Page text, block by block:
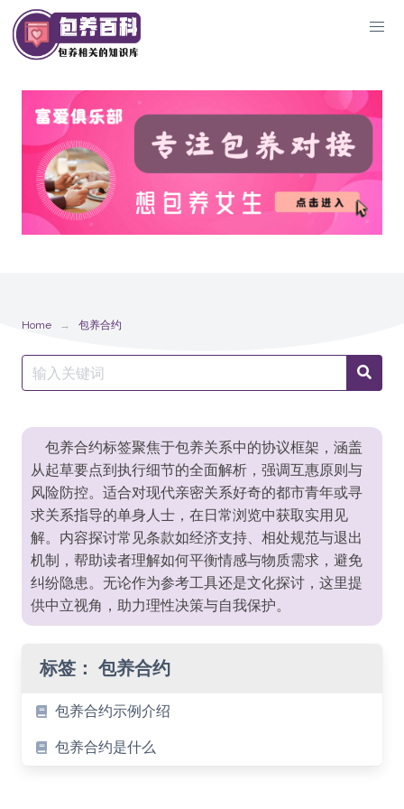
Skip
to
content
Home 包养合约
Search
for:
包养合约标签聚焦于包养关系中的协议框架，涵盖
从起草要点到执行细节的全面解析，强调互惠原则与
风险防控。适合对现代亲密关系好奇的都市青年或寻
求关系指导的单身人士，在日常浏览中获取实用见
解。内容探讨常见条款如经济支持、相处规范与退出
机制，帮助读者理解如何平衡情感与物质需求，避免
纠纷隐患。无论作为参考工具还是文化探讨，这里提
供中立视角，助力理性决策与自我保护。
标签： 包养合约
包养合约示例介绍
包养合约是什么